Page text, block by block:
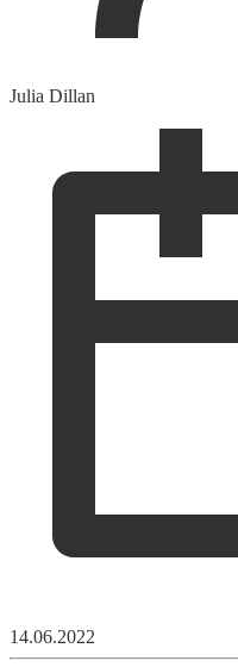
Julia Dillan
14.06.2022